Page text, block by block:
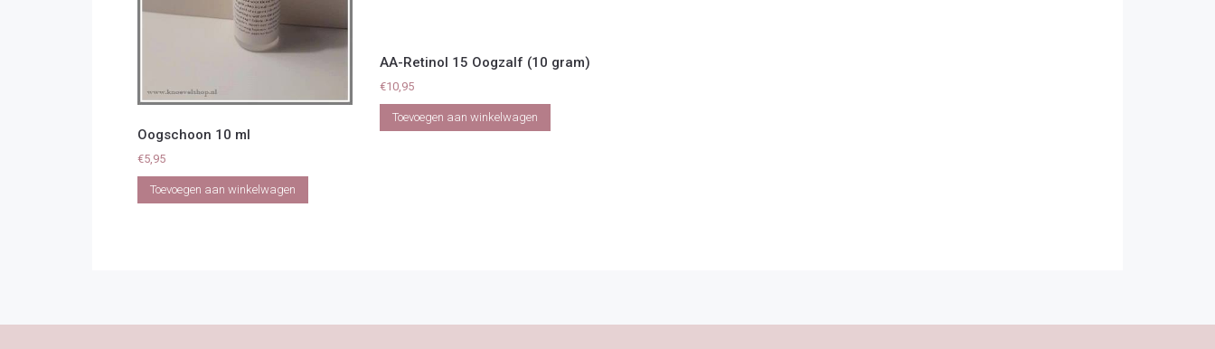
Oogschoon 10 ml
€5,95
Toevoegen aan winkelwagen
AA-Retinol 15 Oogzalf (10 gram)
€10,95
Toevoegen aan winkelwagen